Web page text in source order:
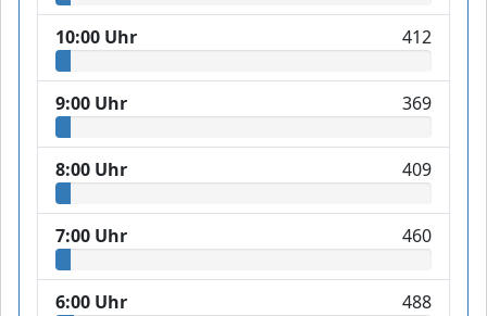
10:00 Uhr 412
9:00 Uhr 369
8:00 Uhr 409
7:00 Uhr 460
6:00 Uhr 488